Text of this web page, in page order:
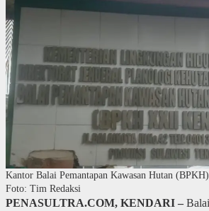
Kantor Balai Pemantapan Kawasan Hutan
Foto: Tim Redaksi
PENASULTRA.COM, KENDARI –Balai